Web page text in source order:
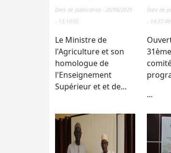
Date de publication : 20/08/2025
- 13:10:05
Le Ministre de
l'Agriculture et son
homologue de
l'Enseignement
Supérieur et et de...
Date de
- 14:37:49
...